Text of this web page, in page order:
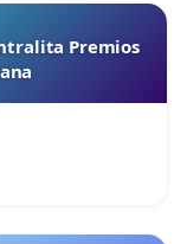
Premios